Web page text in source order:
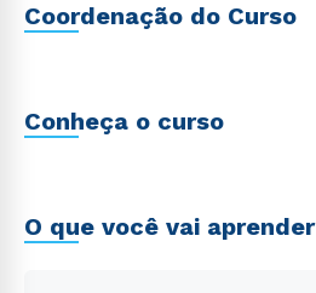
Coordenação do Curso
Conheça o curso
O que você vai aprender